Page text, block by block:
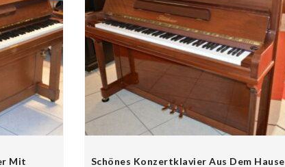
Mit
Schönes Konzertklavier Aus Dem Hause